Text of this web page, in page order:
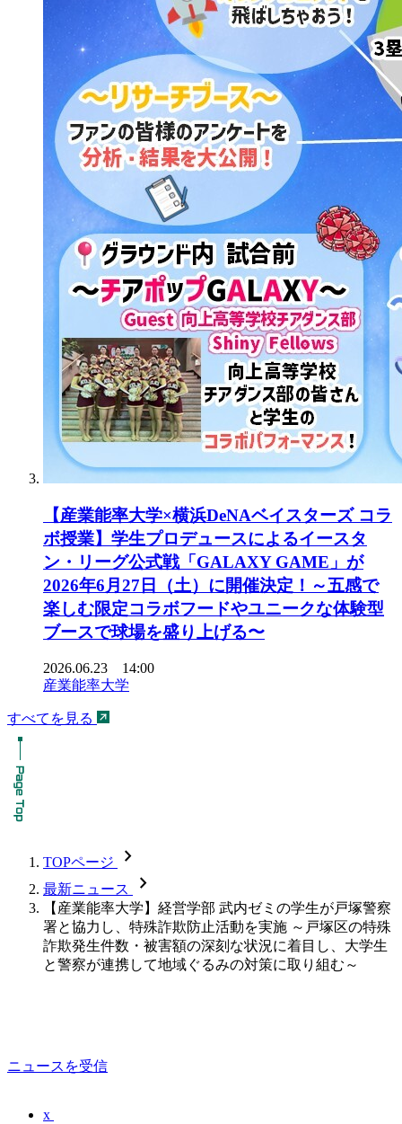
【産業能率大学×横浜DeNAベイスターズ コラ
ボ授業】学生プロデュースによるイースタ
ン・リーグ公式戦「GALAXY GAME」が
2026年6月27日（土）に開催決定！～五感で
楽しむ限定コラボフードやユニークな体験型
ブースで球場を盛り上げる〜
2026.06.23 14:00
産業能率大学
すべてを見る
TOPページ chevron_forward
最新ニュース chevron_forward
【産業能率大学】経営学部 武内ゼミの学生が戸塚警察
署と協力し、特殊詐欺防止活動を実施 ～戸塚区の特殊
詐欺発生件数・被害額の深刻な状況に着目し、大学生
と警察が連携して地域ぐるみの対策に取り組む～
ニュースを受信
x